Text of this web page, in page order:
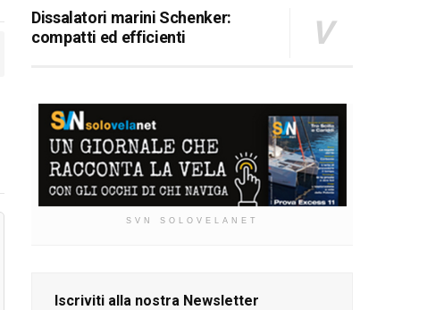
Dissalatori marini Schenker:
compatti ed efficienti
SVN SOLOVELANET
Iscriviti alla nostra Newsletter